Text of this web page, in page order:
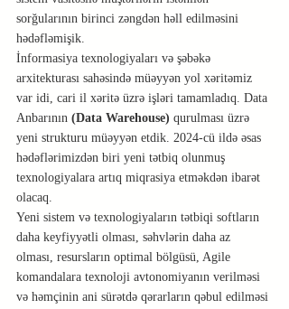
sorğularının birinci zəngdən həll edilməsini
hədəfləmişik.
İnformasiya texnologiyaları və şəbəkə
arxitekturası sahəsində müəyyən yol xəritəmiz
var idi, cari il xəritə üzrə işləri tamamladıq. Data
Anbarının (Data Warehouse) qurulması üzrə
yeni strukturu müəyyən etdik. 2024-cü ildə əsas
hədəflərimizdən biri yeni tətbiq olunmuş
texnologiyalara artıq miqrasiya etməkdən ibarət
olacaq.
Yeni sistem və texnologiyaların tətbiqi softların
daha keyfiyyətli olması, səhvlərin daha az
olması, resursların optimal bölgüsü, Agile
komandalara texnoloji avtonomiyanın verilməsi
və həmçinin ani sürətdə qərarların qəbul edilməsi